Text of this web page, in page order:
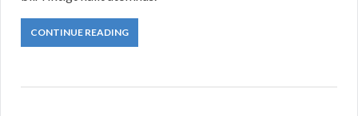
CONTINUE READING